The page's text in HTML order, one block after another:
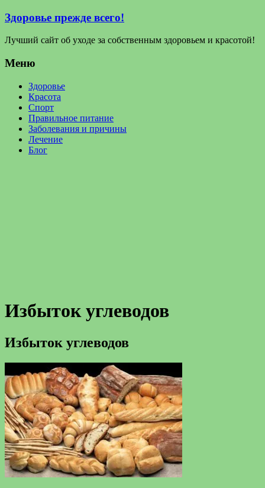
Здоровье прежде всего!
Лучший сайт об уходе за собственным здоровьем и красотой!
Меню
Здоровье
Красота
Спорт
Правильное питание
Заболевания и причины
Лечение
Блог
Избыток углеводов
Избыток углеводов